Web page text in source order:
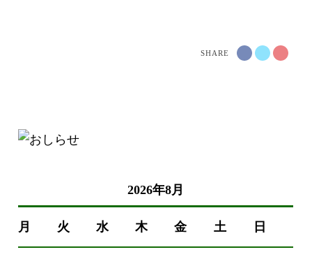
SHARE
2026年8月
月 火 水 木 金 土 日